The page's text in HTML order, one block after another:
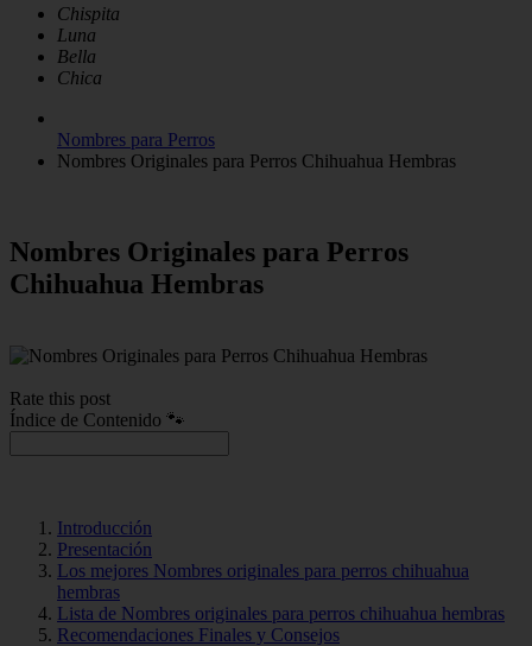
Chispita
Luna
Bella
Chica
Nombres para Perros
Nombres Originales para Perros Chihuahua Hembras
Nombres Originales para Perros
Chihuahua Hembras
Rate this post
Índice de Contenido 🐾
Introducción
Presentación
Los mejores Nombres originales para perros chihuahua
hembras
Lista de Nombres originales para perros chihuahua hembras
Recomendaciones Finales y Consejos